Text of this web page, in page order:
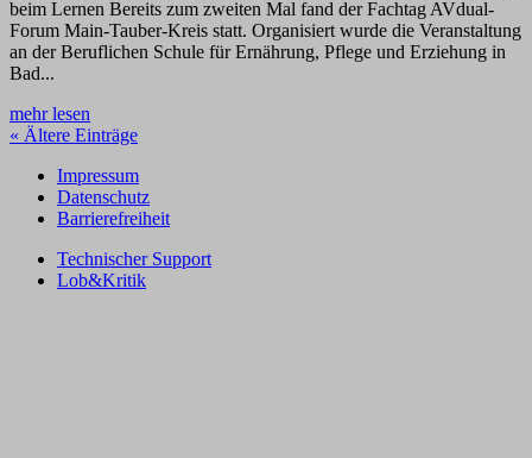
beim Lernen Bereits zum zweiten Mal fand der Fachtag AVdual-
Forum Main-Tauber-Kreis statt. Organisiert wurde die Veranstaltung
an der Beruflichen Schule für Ernährung, Pflege und Erziehung in
Bad...
mehr lesen
« Ältere Einträge
Impressum
Datenschutz
Barrierefreiheit
Technischer Support
Lob&Kritik